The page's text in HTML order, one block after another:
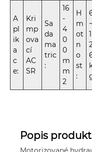
A
pl
ik
a
c
e:
Kri
mp
ova
cí
AC
SR
Sa
da
ma
tric
:
16
-
4
0
0
m
m
2
H
m
ot
n
o
st
:
1
Popis